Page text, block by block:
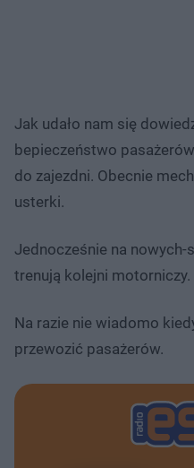
Jak udało nam się
bepieczeństwo
do zajezdni. Obecnie
usterki.
Jednocześnie na nowych-
trenują kolejni motorniczy.
Na razie nie wiadomo
przewozić pasażerów.